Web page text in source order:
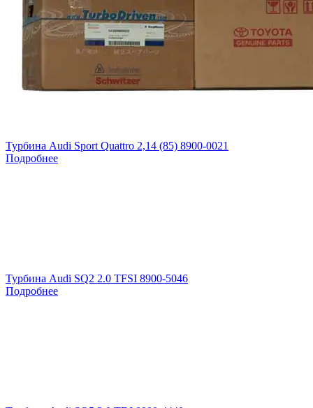
Турбина Audi Sport Quattro 2,14 (85) 8900-0021
Подробнее
Турбина Audi SQ2 2.0 TFSI 8900-5046
Подробнее